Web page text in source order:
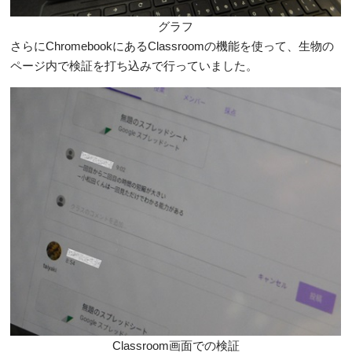
グラフ
さらにChromebookにあるClassroomの機能を使って、生物の
ページ内で検証を打ち込みで行っていました。
Classroom画面での検証